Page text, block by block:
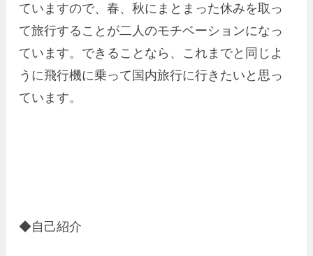
ていますので、春、秋にまとまった休みを取っ
て旅行することが二人のモチベーションになっ
ています。できることなら、これまでと同じよ
うに飛行機に乗って国内旅行に行きたいと思っ
ています。
◆自己紹介